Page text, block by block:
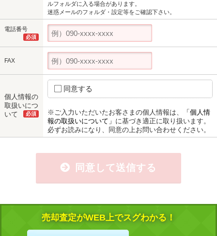
ルフォルダに入る場合があります。
迷惑メールのフォルダ・設定等をご確認下さい。
電話番号
必須
FAX
個人情報の
取扱いにつ
いて
必須
同意する
※ご入力いただいたお客さまの個人情報は、
「個人情
報の取扱いについて」 に基づき適正に取り扱います。
必ずお読みになり、同意の上お問い合わせください。
同意して送信する
売却査定がWEB上でスグわかる！